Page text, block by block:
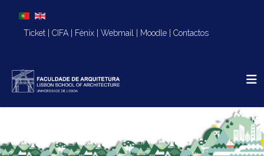
Escolha o seu idioma
Ticket CIFA Fénix Webmail Moodle Contactos